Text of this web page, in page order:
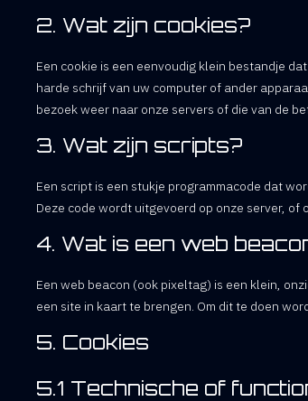
2. Wat zijn cookies?
Een cookie is een eenvoudig klein bestandje
harde schrijf van uw computer of ander
bezoek weer naar onze servers of die van de
3. Wat zijn scripts?
Een script is een stukje programmacode dat
Deze code wordt uitgevoerd op onze server, of
4. Wat is een web
Een web beacon (ook pixeltag) is een klein,
een site in kaart te brengen. Om dit te doen
5. Cookies
5.1 Technische of